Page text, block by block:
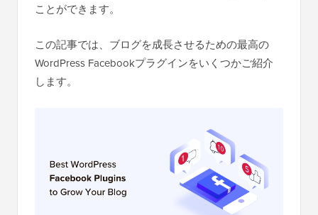
ことができます。
この記事では、ブログを成長させるための最高の
WordPress Facebookプラグインをいくつかご紹介
します。